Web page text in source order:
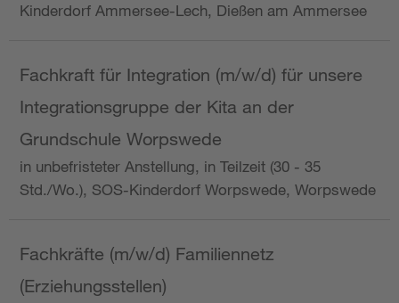
Kinderdorf Ammersee-Lech, Dießen am Ammersee
Fachkraft für Integration (m/w/d) für unsere
Integrationsgruppe der Kita an der
Grundschule Worpswede
in unbefristeter Anstellung, in Teilzeit (30 - 35
Std./Wo.), SOS-Kinderdorf Worpswede, Worpswede
Fachkräfte (m/w/d) Familiennetz
(Erziehungsstellen)